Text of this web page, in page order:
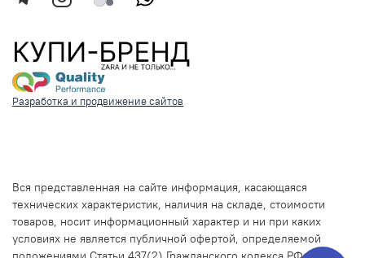
Разработка и продвижение сайтов
Вся представленная на сайте информация, касающаяся
технических характеристик, наличия на складе, стоимости
товаров, носит информационный характер и ни при каких
условиях не является публичной офертой, определяемой